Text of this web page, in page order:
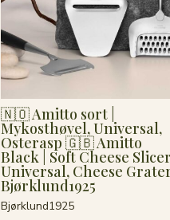
🇳🇴 Amitto sort |
Mykosthøvel, Universal,
Osterasp 🇬🇧 Amitto
Black | Soft Cheese
Universal, Cheese Grater
Bjørklund1925
Bjørklund1925